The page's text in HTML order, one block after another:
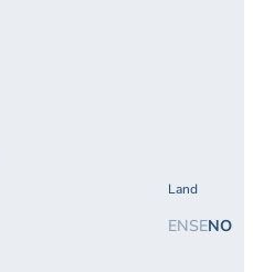
Land
ENSENO